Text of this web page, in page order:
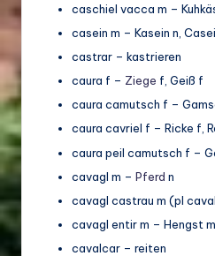
caschiel vacca m –
casein m – Kasein n,
castrar – kastrieren
caura f – Ziege f, Geiß f
caura camutsch f –
caura cavriel f – Ricke f,
caura peil camutsch f –
cavagl m – Pferd n
cavagl castrau m (pl
cavagl entir m – Hengst m
cavalcar – reiten